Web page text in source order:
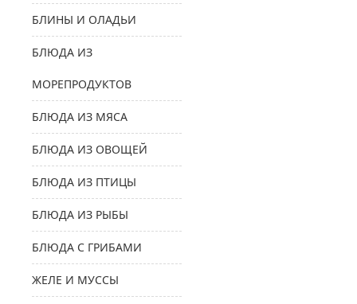
БЛИНЫ И ОЛАДЬИ
БЛЮДА ИЗ
МОРЕПРОДУКТОВ
БЛЮДА ИЗ МЯСА
БЛЮДА ИЗ ОВОЩЕЙ
БЛЮДА ИЗ ПТИЦЫ
БЛЮДА ИЗ РЫБЫ
БЛЮДА С ГРИБАМИ
ЖЕЛЕ И МУССЫ